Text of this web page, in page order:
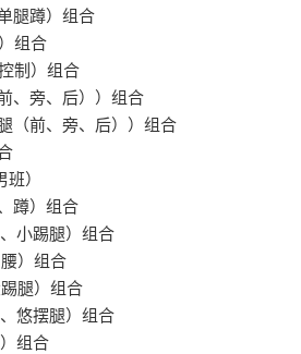
腿蹲）组合
组合
制）组合
、旁、后））组合
（前、旁、后））组合
）
蹲）组合
小踢腿）组合
）组合
腿）组合
悠摆腿）组合
组合